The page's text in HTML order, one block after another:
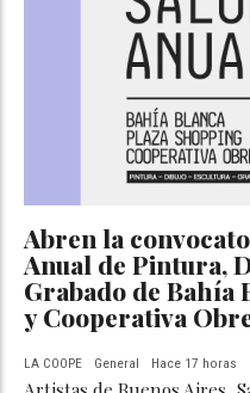
Abren la
Anual de Pintura,
Grabado de Bahía
y Cooperativa
LA COOPE General Hace 17 horas